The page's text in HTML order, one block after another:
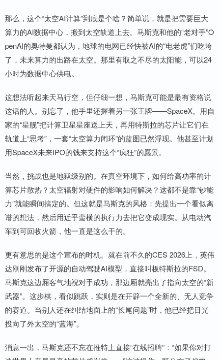
那么，这个“太空AI计算”到底是个啥？简单说，就是把需要巨大
算力的AI数据中心，搬到太空轨道上去。马斯克和他的“老对手”O
penAI的奥特曼都认为，地球的电网已经快被AI的“电老虎”们吃垮
了，未来算力的出路在太空。那里有取之不尽的太阳能，可以24
小时为数据中心供电。
这想法听起来天马行空，但仔细一想，马斯克可能是最有资格说
这话的人。别忘了，他手里还握着另一张王牌——SpaceX。用自
家的“星舰”把计算卫星星座送上天，再用特斯拉的芯片让它们在
轨道上“思考”，一套“太空算力闭环”的蓝图已然浮现。他甚至计划
用SpaceX未来IPO的钱来支持这个“疯狂”的愿景。
当然，挑战也是地狱级别的。在真空环境下，如何给高功率的计
算芯片散热？太空辐射对硬件的影响如何解决？这都不是靠“钞能
力”就能瞬间搞定的。但这就是马斯克的风格：先提出一个看似离
谱的想法，然后用近乎蛮横的执行力去把它变成现实。从电动汽
车到可回收火箭，他一直是这么干的。
更有意思的是这个宣布的时机。就在前不久的CES 2026上，英伟
达刚刚发布了开源的自动驾驶AI模型，直接叫板特斯拉的FSD。
马斯克这边厢客气地祝对手成功，那边厢就亮出了指向太空的“新
武器”。这步棋，看似跳跃，实则是在开辟一个全新的、无人竞争
的赛道。当别人还在纠结地面上的“长尾问题”时，他已经把目光
投向了外太空的“蓝海”。
消息一出，马斯克还不忘在推特上直接“在线招聘”：“如果你对打